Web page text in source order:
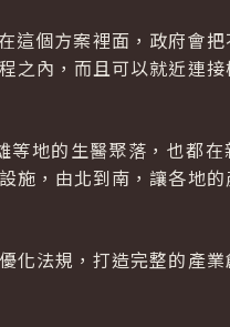
這個方案裡面，政府會把
之內，而且可以就近連接
等地的生醫聚落，也都在
施，由北到南，讓各地的
化法規，打造完整的產業